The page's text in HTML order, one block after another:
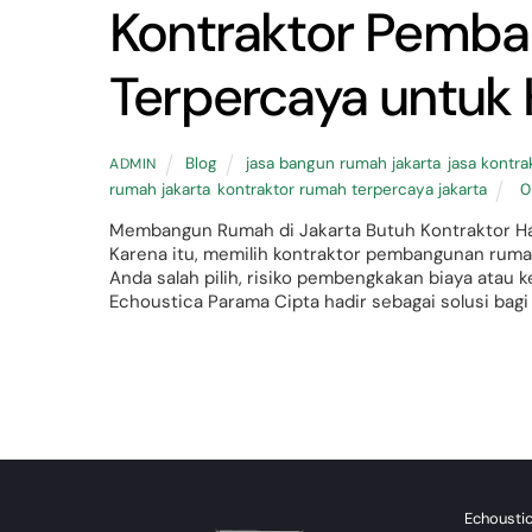
Kontraktor
Terpercaya untuk
ADMIN Blog jasa bangun rumah jakarta jasa
rumah jakarta kontraktor rumah terpercaya jakarta 0
Membangun Rumah di Jakarta Butuh Kontraktor
Karena itu, memilih kontraktor pembangunan
Anda salah pilih, risiko pembengkakan biaya atau
Echoustica Parama Cipta hadir sebagai solusi